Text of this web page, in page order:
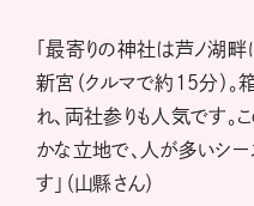
「最寄りの神社は芦ノ湖
新宮（クルマで約15分）。
れ、両社参りも人気です
かな立地で、人が多いシ
す」（山縣さん）